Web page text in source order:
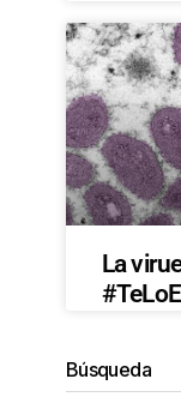
La
Búsqueda